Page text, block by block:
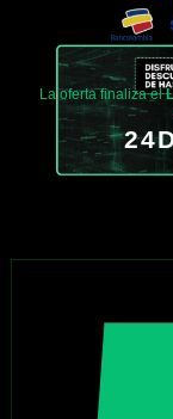
La oferta finaliza el